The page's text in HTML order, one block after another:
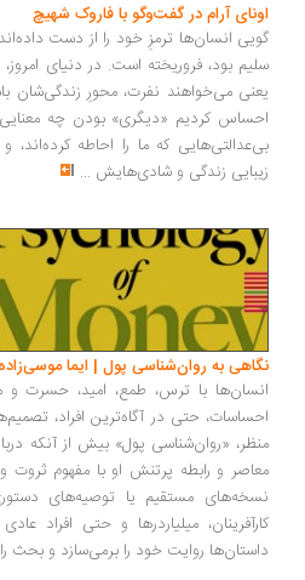
آرام در گفت‌وگو با فاروک شهیچ‭
انسان‌ها ترمزِ خود را از دست داده‌اند و آن
بود، فروریخته است. در دنیای امروز، همه
می‌خواهند نفرت، محورِ زندگی‌شان
کردیم «دیگری» بودن چه معنایی
که ما را احاطه کرده‌اند، و در
زندگی و شادی‌هایش...
به روان‌شناسی پول | ایما موسی‌زاده
با ترس، طمع، امید، حسرت و
حتی در آگاه‌ترین افراد، تصمیم‌های
«روان‌شناسی پول» بیش از آنکه درباره پول
و رابطه پرتنش او با مفهوم ثروت و
مستقیم یا توصیه‌های دستوری،
میلیاردرها و حتی افراد عادی را
روایت خود را برمی‌سازد و بحث را به